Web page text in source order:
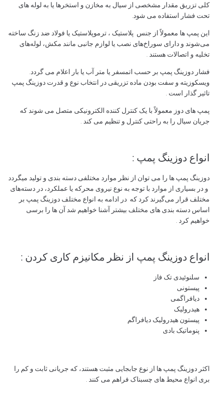
کلی تزریق مقدار مشخصی از سیال به مخازن و استخرها یا به لوله های
تحت فشار استفاده می شود.
این پمپ ها معمولاً از جنس پلاستیک ، ترموپلاستیک یا فولاد ضد زنگ ساخته
می‌شوند و دارای سوراخ‌های نصب یا لوازم جانبی مانند مکش، لوله‌های
تخلیه و اتصالات هستند .
فشار دوزینگ پمپ بر حسب اتمسفر یا متر آب یا بار اعلام می گردد.
ویسکوزیته و سفت بودن ماده تزریقی در انتخاب نوع و قدرت دوزینگ پمپ
تاثیر گذار است .
پمپ های دوز معمولاً با یک کنترل کننده الکترونیکی متصل می شوند که
جریان سیال را به راحتی کنترل و تنظیم می کند .
انواع دوزینگ پمپ :
دوزینگ پمپ ها را می توان از نظر موارد مختلفی دسته بندی و تولید میگردد
و در بسیاری از موارد با توجه به نوع نیروی محرکه یا عملکرد، در دسته‌های
مختلف قرار می‌گیرند کرد که در ادامه به انواع مختلف دوزینگ پمپ بر
اساس دسته بندی های مختلف بیشتر آشنا خواهیم شد آن ها را برسی
خواهیم کرد .
انواع دوزینگ پمپ از نظر مکانیزم کاری کردن :
سلنوئیدی تک فاز
پیستونی
دیافراگمی
هیدرولیک
پیستون هیدرولیک دیافراگم
پنوماتیک بادی
اکثر دوزینگ پمپ ها از نوع جابجایی مثبت هستند، که جریانی ثابت و کم را
بری انواع محیط های چسبناک فراهم می کنند .